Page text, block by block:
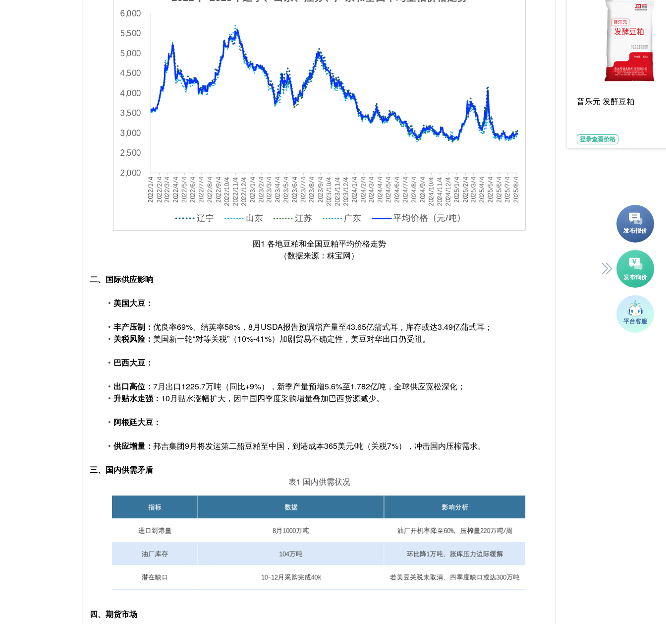
图1 各地豆粕和全国豆粕平均价格走势
（数据来源：秣宝网）
二、国际供应影响
美国大豆：
丰产压制： 优良率69%、结荚率58%，8月USDA报告预调增产量至43.65亿蒲式耳，库存或达3.49亿蒲式耳；
关税风险： 美国新一轮“对等关税”（10%-41%）加剧贸易不确定性，美豆对华出口仍受阻。
巴西大豆：
出口高位： 7月出口1225.7万吨（同比+9%），新季产量预增5.6%至1.782亿吨，全球供应宽松深化；
升贴水走强： 10月贴水涨幅扩大，因中国四季度采购增量叠加巴西货源减少。
阿根廷大豆：
供应增量： 邦吉集团9月将发运第二船豆粕至中国，到港成本365美元/吨（关税7%），冲击国内压榨需求。
三、国内供需矛盾
表1 国内供需状况
四、期货市场
普乐元 发酵豆粕
登录查看价格